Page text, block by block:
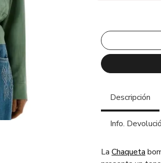
Descripción
Info.
La Chaqueta